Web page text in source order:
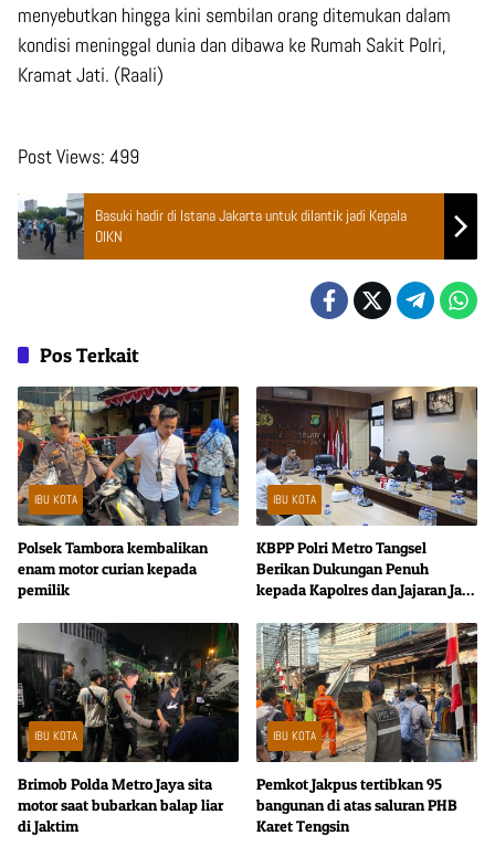
menyebutkan hingga kini sembilan orang ditemukan dalam
kondisi meninggal dunia dan dibawa ke Rumah Sakit Polri,
Kramat Jati. (Raali)
Post Views: 499
Basuki hadir di Istana Jakarta untuk dilantik jadi Kepala
OIKN
Pos Terkait
IBU KOTA
Polsek Tambora kembalikan
enam motor curian kepada
pemilik
IBU KOTA
KBPP Polri Metro Tangsel
Berikan Dukungan Penuh
kepada Kapolres dan Jajaran Jaga
IBU KOTA
Brimob Polda Metro Jaya sita
motor saat bubarkan balap liar
di Jaktim
IBU KOTA
Pemkot Jakpus tertibkan 95
bangunan di atas saluran PHB
Karet Tengsin